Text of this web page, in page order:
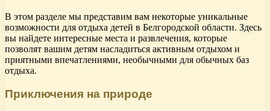
В этом разделе мы представим вам некоторые уникальные
возможности для отдыха детей в Белгородской области. Здесь
вы найдете интересные места и развлечения, которые
позволят вашим детям насладиться активным отдыхом и
приятными впечатлениями, необычными для обычных баз
отдыха.
Приключения на природе